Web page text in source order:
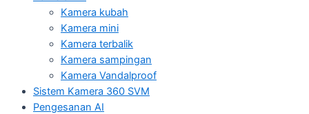
Kamera kubah
Kamera mini
Kamera terbalik
Kamera sampingan
Kamera Vandalproof
Sistem Kamera 360 SVM
Pengesanan AI